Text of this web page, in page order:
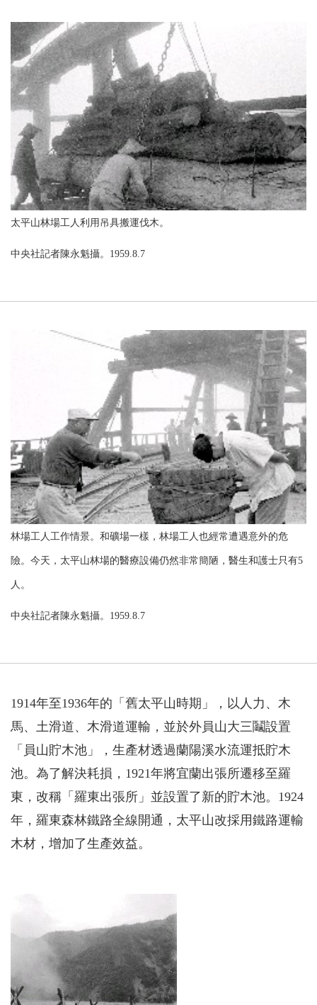
太平山林場工人利用吊具搬運伐木。
中央社記者陳永魁攝。1959.8.7
林場工人工作情景。和礦場一樣，林場工人也經常遭遇意外的危
險。今天，太平山林場的醫療設備仍然非常簡陋，醫生和護士只有5
人。
中央社記者陳永魁攝。1959.8.7
1914年至1936年的「舊太平山時期」，以人力、木
馬、土滑道、木滑道運輸，並於外員山大三鬮設置
「員山貯木池」，生產材透過蘭陽溪水流運抵貯木
池。為了解決耗損，1921年將宜蘭出張所遷移至羅
東，改稱「羅東出張所」並設置了新的貯木池。1924
年，羅東森林鐵路全線開通，太平山改採用鐵路運輸
木材，增加了生產效益。